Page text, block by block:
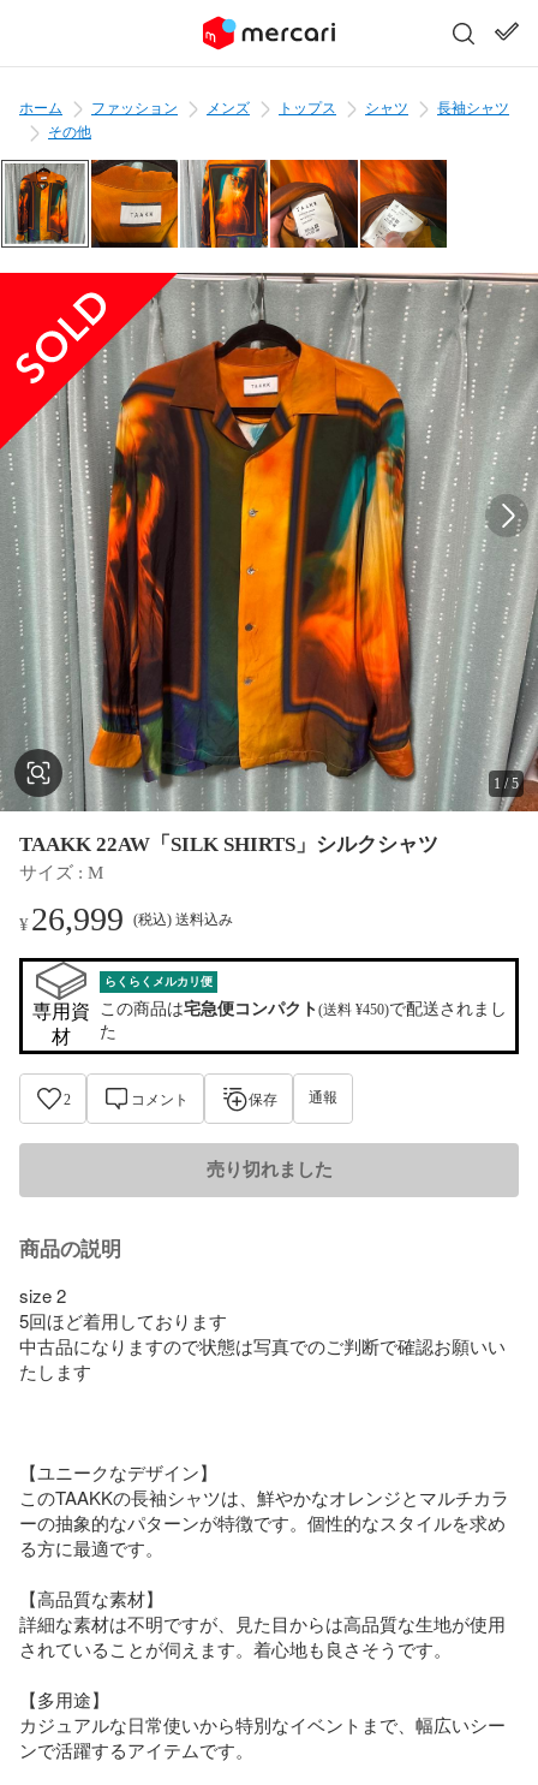
ホーム ファッション メンズ トップス シャツ
長袖シャツ
その他
1 /5
TAAKK 22AW「SILK SHIRTS」シルクシャツ
サイズ : M
¥26,999 (税込) 送料込み
専用資
材
らくらくメルカリ便
この商品は宅急便コンパクト(送料 ¥450)で配送されまし
た
2 コメント 保存 通報
売り切れました
商品の説明
size 2
5回ほど着用しております
中古品になりますので状態は写真でのご判断で確認お願いい
たします
【ユニークなデザイン】
このTAAKKの長袖シャツは、鮮やかなオレンジとマルチカラ
ーの抽象的なパターンが特徴です。個性的なスタイルを求め
る方に最適です。
【高品質な素材】
詳細な素材は不明ですが、見た目からは高品質な生地が使用
されていることが伺えます。着心地も良さそうです。
【多用途】
カジュアルな日常使いから特別なイベントまで、幅広いシー
ンで活躍するアイテムです。